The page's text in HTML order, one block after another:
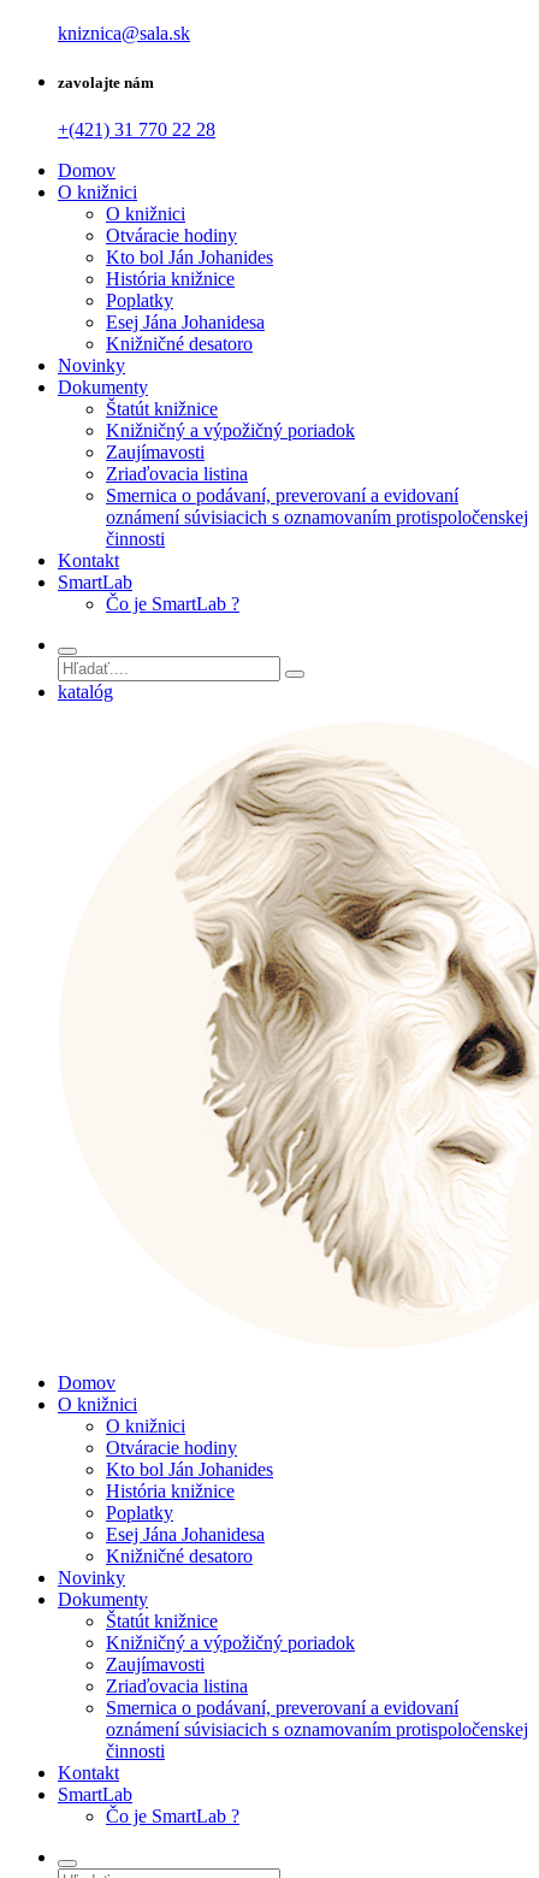
kniznica@sala.sk
zavolajte nám
+(421) 31 770 22 28
Domov
O knižnici
O knižnici
Otváracie hodiny
Kto bol Ján Johanides
História knižnice
Poplatky
Esej Jána Johanidesa
Knižničné desatoro
Novinky
Dokumenty
Štatút knižnice
Knižničný a výpožičný poriadok
Zaujímavosti
Zriaďovacia listina
Smernica o podávaní, preverovaní a evidovaní
oznámení súvisiacich s oznamovaním protispoločenskej
činnosti
Kontakt
SmartLab
Čo je SmartLab ?
katalóg
Domov
O knižnici
O knižnici
Otváracie hodiny
Kto bol Ján Johanides
História knižnice
Poplatky
Esej Jána Johanidesa
Knižničné desatoro
Novinky
Dokumenty
Štatút knižnice
Knižničný a výpožičný poriadok
Zaujímavosti
Zriaďovacia listina
Smernica o podávaní, preverovaní a evidovaní
oznámení súvisiacich s oznamovaním protispoločenskej
činnosti
Kontakt
SmartLab
Čo je SmartLab ?